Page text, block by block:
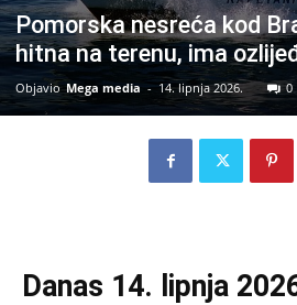
Pomorska nesreća kod
hitna na terenu, ima
Objavio Mega media - 14. lipnja 2026. 0
Danas 14. lipnja